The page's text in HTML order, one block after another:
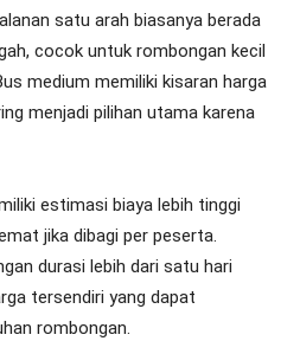
satu arah biasanya berada
cocok untuk rombongan kecil
medium memiliki kisaran harga
menjadi pilihan utama karena
estimasi biaya lebih tinggi
jika dibagi per peserta.
durasi lebih dari satu hari
tersendiri yang dapat
rombongan.